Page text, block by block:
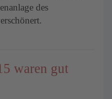
des
waren gut